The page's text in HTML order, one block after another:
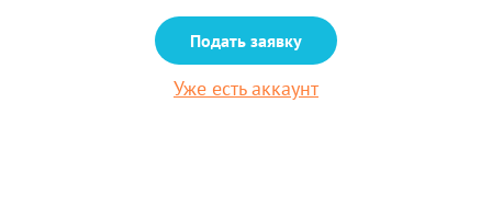
Подать заявку
Уже есть аккаунт